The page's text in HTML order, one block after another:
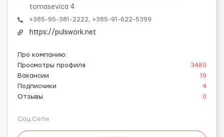
tomasevica 4
+385-95-381-2222, +385-91-622-5399
https://pulswork.net
Про компанию:
Просмотры профиля
3489
Вакансии
19
Подписчики
4
Отзывы
0
Соц.Сети